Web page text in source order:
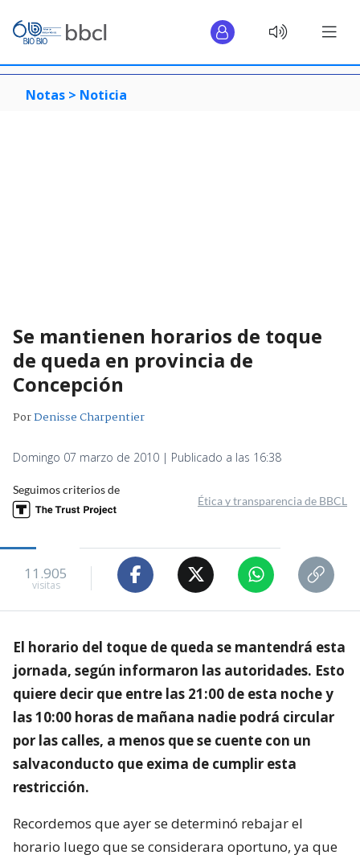
Notas > Noticia
Se mantienen horarios de toque
de queda en provincia de
Concepción
PorDenisse Charpentier
Domingo 07 marzo de 2010 | Publicado a las 16:38
Seguimos criterios de
Ética y transparencia de BBCL
11.905
visitas
El horario del toque de queda se mantendrá esta
jornada, según informaron las autoridades. Esto
quiere decir que entre las 21:00 de esta noche y
las 10:00 horas de mañana nadie podrá circular
por las calles, a menos que se cuente con un
salvaconducto que exima de cumplir esta
restricción.
Recordemos que ayer se determinó rebajar el
horario luego que se considerara oportuno, ya que